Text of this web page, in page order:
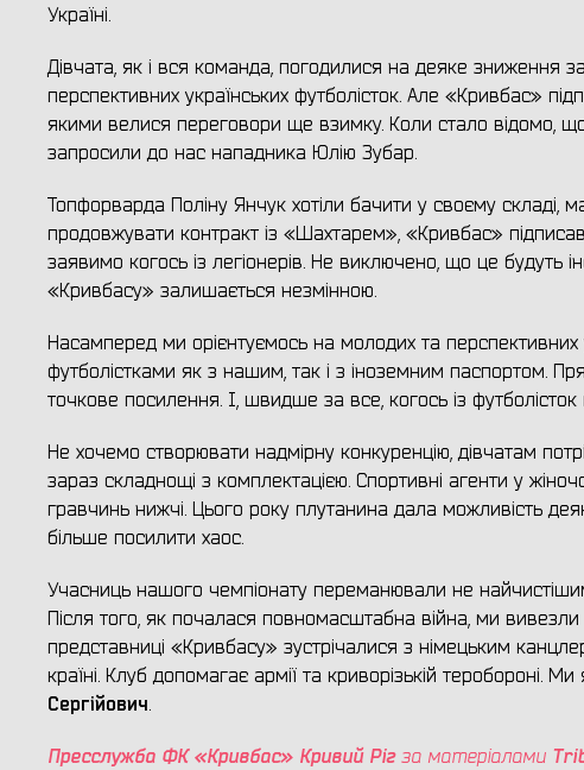
Україні.
Дівчата, як і вся команда, погодилися на деяке зниження
перспективних українських футболісток. Але «Кривбас»
якими велися переговори ще взимку. Коли стало
запросили до нас нападника Юлію Зубар.
Топфорварда Поліну Янчук хотіли бачити у своєму складі,
продовжувати контракт із «Шахтарем», «Кривбас»
заявимо когось із легіонерів. Не виключено, що це будуть
«Кривбасу» залишається незмінною.
Насамперед ми орієнтуємось на молодих та
футболістками як з нашим, так і з іноземним паспортом.
точкове посилення. І, швидше за все, когось із
Не хочемо створювати надмірну конкуренцію, дівчатам
зараз складнощі з комплектацією. Спортивні агенти у
гравчинь нижчі. Цього року плутанина дала можливість
більше посилити хаос.
Учасниць нашого чемпіонату переманювали не
Після того, як почалася повномасштабна війна, ми вивезли
представниці «Кривбасу» зустрічалися з німецьким
країні. Клуб допомагає армії та криворізькій
Сергійович.
Пресслужба ФК «Кривбас» Кривий Рігза матеріалами